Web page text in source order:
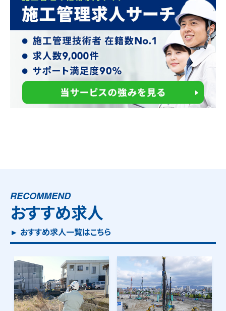
RECOMMEND
おすすめ求人
► おすすめ求人一覧はこちら